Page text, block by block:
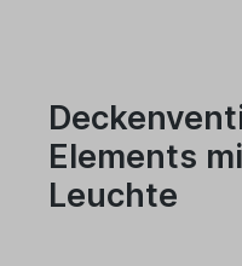
Elements
Leuchte